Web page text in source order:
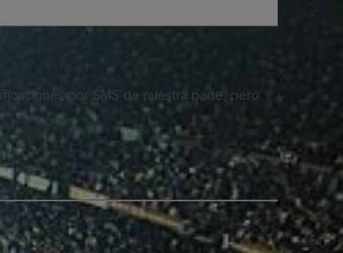
por SMS de nuestra parte, pero